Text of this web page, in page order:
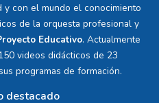
y con el mundo el conocimiento
de la orquesta profesional y
Educativo. Actualmente
videos didácticos de 23
programas de formación.
destacado